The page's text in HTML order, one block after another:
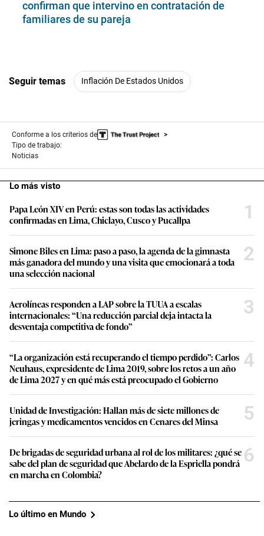
confirman que intervino en contratación de
familiares de su pareja
Seguir temas Inflación De Estados Unidos
Conforme a los criterios de
Tipo de trabajo:
Noticias
Lo más visto
Papa León XIV en Perú: estas son todas las actividades
confirmadas en Lima, Chiclayo, Cusco y Pucallpa
1
Simone Biles en Lima: paso a paso, la agenda de la gimnasta
más ganadora del mundo y una visita que emocionará a toda
una selección nacional
2
Aerolíneas responden a LAP sobre la TUUA a escalas
internacionales: “Una reducción parcial deja intacta la
desventaja competitiva de fondo”
3
“La organización está recuperando el tiempo perdido”: Carlos
Neuhaus, expresidente de Lima 2019, sobre los retos a un año
de Lima 2027 y en qué más está preocupado el Gobierno
4
Unidad de Investigación: Hallan más de siete millones de
jeringas y medicamentos vencidos en Cenares del Minsa
5
De brigadas de seguridad urbana al rol de los militares: ¿qué se
sabe del plan de seguridad que Abelardo de la Espriella pondrá
en marcha en Colombia?
6
Lo último en Mundo